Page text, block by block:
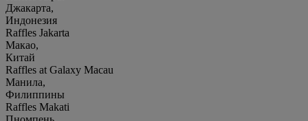
Джакарта,
Индонезия
Raffles Jakarta
Макао,
Китай
Raffles at Galaxy Macau
Манила,
Филиппины
Raffles Makati